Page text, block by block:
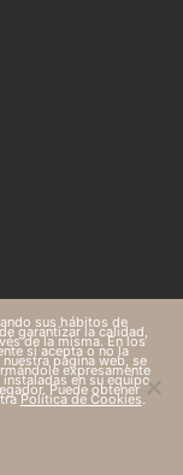
sus hábitos de
garantizar la calidad,
de la misma. En los
si acepta o no la
página web, se
expresamente
en su equipo
Puede obtener
Política de Cookies.